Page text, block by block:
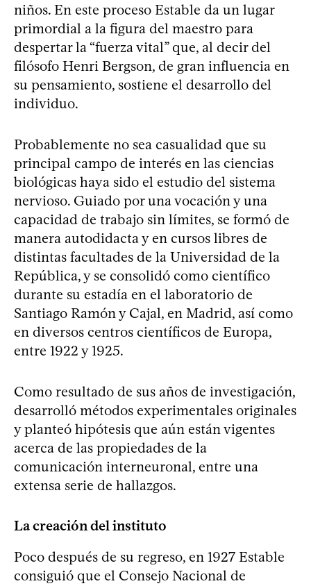
niños. En este proceso Estable da un lugar
primordial a la figura del maestro para
despertar la “fuerza vital” que, al decir del
filósofo Henri Bergson, de gran influencia en
su pensamiento, sostiene el desarrollo del
individuo.
Probablemente no sea casualidad que su
principal campo de interés en las ciencias
biológicas haya sido el estudio del sistema
nervioso. Guiado por una vocación y una
capacidad de trabajo sin límites, se formó de
manera autodidacta y en cursos libres de
distintas facultades de la Universidad de la
República, y se consolidó como científico
durante su estadía en el laboratorio de
Santiago Ramón y Cajal, en Madrid, así como
en diversos centros científicos de Europa,
entre 1922 y 1925.
Como resultado de sus años de investigación,
desarrolló métodos experimentales originales
y planteó hipótesis que aún están vigentes
acerca de las propiedades de la
comunicación interneuronal, entre una
extensa serie de hallazgos.
La creación del instituto
Poco después de su regreso, en 1927 Estable
consiguió que el Consejo Nacional de